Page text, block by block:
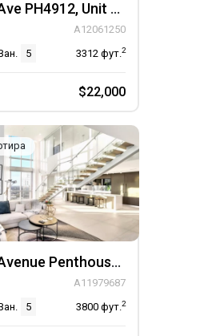
851 NE 1st Ave PH4912, Unit PH4912
A12061250
5 3312 фут.2
$22,000
851 NE 1st Avenue Penthouse 4612, Unit Penthouse 4612
A11979687
5 3800 фут.2